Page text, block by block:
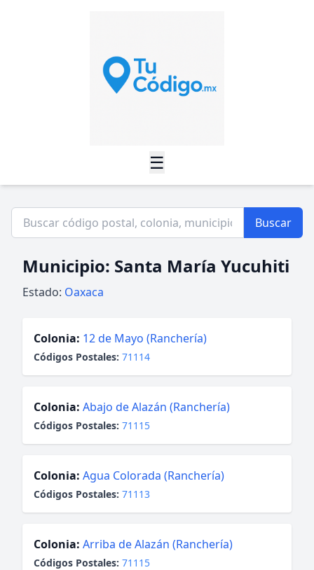
☰
Buscar
Municipio: Santa María Yucuhiti
Estado: Oaxaca
Colonia: 12 de Mayo (Ranchería)
Códigos Postales: 71114
Colonia: Abajo de Alazán (Ranchería)
Códigos Postales: 71115
Colonia: Agua Colorada (Ranchería)
Códigos Postales: 71113
Colonia: Arriba de Alazán (Ranchería)
Códigos Postales: 71115